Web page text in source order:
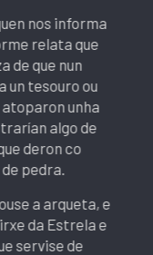
nos informa
relata que
de que nun
un tesouro ou
atoparon unha
algo de
que deron co
de pedra.
a arqueta, e
da Estrela e
servise de